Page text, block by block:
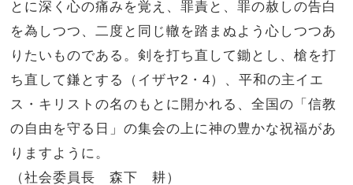
とに深く心の痛みを覚え、罪責と、罪の赦しの告白
を為しつつ、二度と同じ轍を踏まぬよう心しつつあ
りたいものである。剣を打ち直して鋤とし、槍を打
ち直して鎌とする（イザヤ2・4）、平和の主イエ
ス・キリストの名のもとに開かれる、全国の「信教
の自由を守る日」の集会の上に神の豊かな祝福があ
りますように。
（社会委員長 森下 耕）